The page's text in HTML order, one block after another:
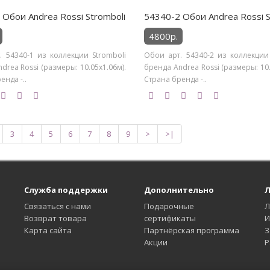
Andrea Rossi Stromboli
54340-1 из коллекции Stromboli
Rossi (размеры: 10.05х1.06м).
-..
54340-2 Обои Andrea Rossi
4800р.
Обои арт. 54340-2 из
бренда Andrea Rossi (размеры:
Страна бренда -..
3 4 5 6 7 8 9 > >|
Служба поддержки
Связаться с нами
Возврат товара
Карта сайта
Дополнительно
Подарочные
сертификаты
Партнёрская программа
Акции